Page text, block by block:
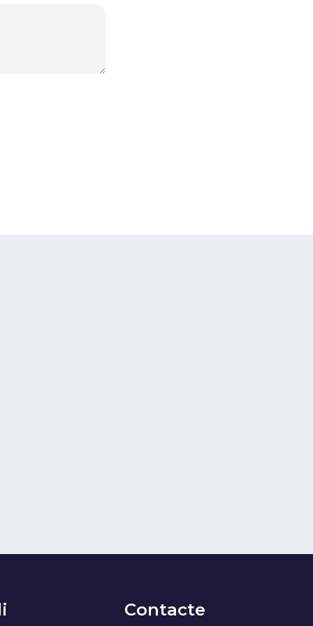
Contacte